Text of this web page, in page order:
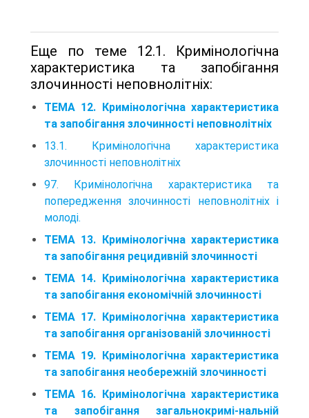
Еще по теме 12.1. Кримінологічна
характеристика та запобігання
злочинності неповнолітніх:
ТЕМА 12. Кримінологічна характеристика
та запобігання злочинності неповнолітніх
13.1. Кримінологічна характеристика
злочинності неповнолітніх
97. Кримінологічна характеристика та
попередження злочинності неповнолітніх і
молоді.
ТЕМА 13. Кримінологічна характеристика
та запобігання рецидивній злочинності
ТЕМА 14. Кримінологічна характеристика
та запобігання економічній злочинності
ТЕМА 17. Кримінологічна характеристика
та запобігання організованій злочинності
ТЕМА 19. Кримінологічна характеристика
та запобігання необережній злочинності
ТЕМА 16. Кримінологічна характеристика
та запобігання загальнокримі-нальній